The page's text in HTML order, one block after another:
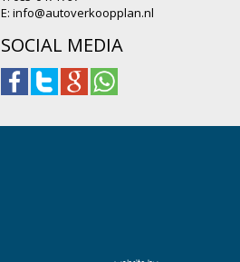
E: info@autoverkoopplan.nl
SOCIAL MEDIA